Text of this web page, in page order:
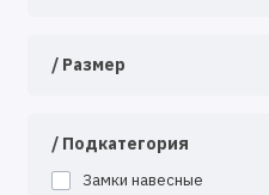
/ Размер
/ Подкатегория
Замки навесные